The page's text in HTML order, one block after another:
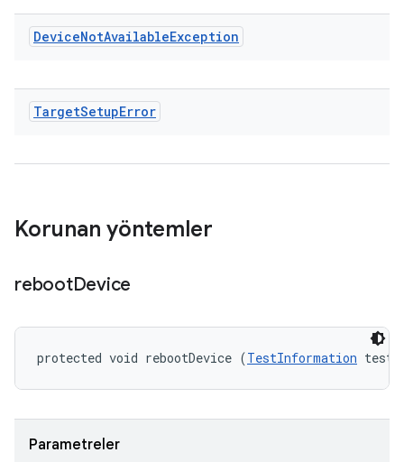
DeviceNotAvailableException
TargetSetupError
Korunan yöntemler
rebootDevice
protected void rebootDevice (TestInformation
Parametreler